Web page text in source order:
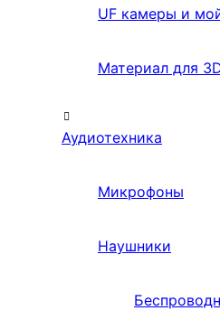
UF камеры и
Материал для
Аудиотехника
Микрофоны
Наушники